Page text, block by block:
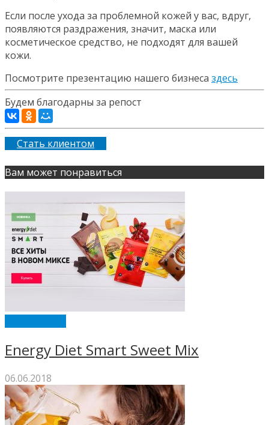
Если после ухода за проблемной кожей у вас, вдруг,
появляются раздражения, значит, маска или
косметическое средство, не подходят для вашей
кожи.
Посмотрите презентацию нашего бизнеса здесь
Будем благодарны за репост
Стать клиентом
Вам может понравиться
Energy Diet Smart Sweet Mix
06.06.2018